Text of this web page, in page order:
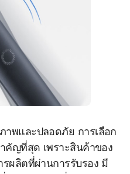
พและปลอดภัย การเลือก
คัญที่สุด เพราะสินค้าของ
ผลิตที่ผ่านการรับรอง มี